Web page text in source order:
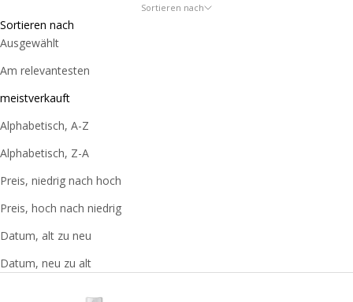
an Vitaminen über gesunde Lebensmittel wie Obst und
Ernährung und können in verschiedenen Situationen eine
geeigneten Produkte wünschen, rufen Sie uns an.
Sortieren nach
Sortieren nach
Ausgewählt
Am relevantesten
meistverkauft
Alphabetisch, A-Z
Alphabetisch, Z-A
Preis, niedrig nach hoch
Preis, hoch nach niedrig
Datum, alt zu neu
Datum, neu zu alt